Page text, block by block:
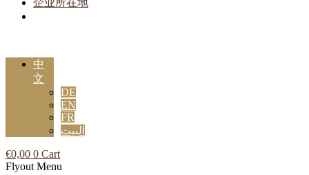
中
文
DE
EN
FR
البيت
€0,00 0 Cart
Flyout Menu